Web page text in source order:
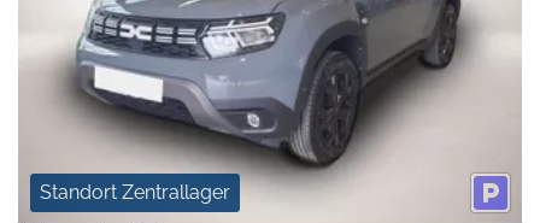
Standort Zentrallager